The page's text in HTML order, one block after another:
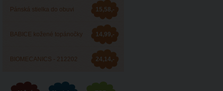
zdravotné šľapky
Pánská stielka do obuvi
JOKKER
15,58,-
BABICE kožené topánočky
BA-044
14,99,-
BIOMECANICS - 212202
celoročná obuv
24,14,-